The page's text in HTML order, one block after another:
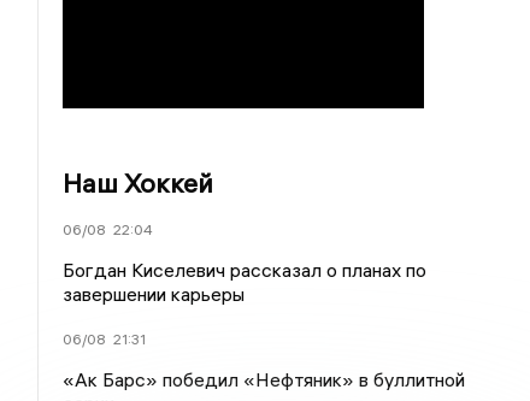
Наш Хоккей
06/08 22:04
Богдан Киселевич рассказал о планах по
завершении карьеры
06/08 21:31
«Ак Барс» победил «Нефтяник» в буллитной